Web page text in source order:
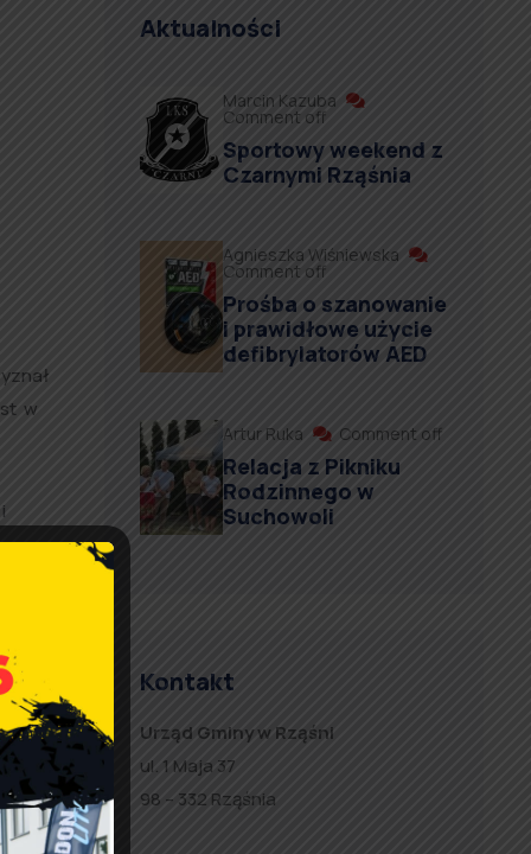
w
Aktualności
Marcin Kazuba
Comment off
Sportowy weekend z
Czarnymi Rząśnia
Agnieszka Wiśniewska
Comment off
Prośba o szanowanie
i prawidłowe użycie
defibrylatorów AED
Artur Ruka Comment off
Relacja z Pikniku
Rodzinnego w
Suchowoli
Kontakt
Urząd Gminy w Rząśni
ul. 1 Maja 37
98 – 332 Rząśnia